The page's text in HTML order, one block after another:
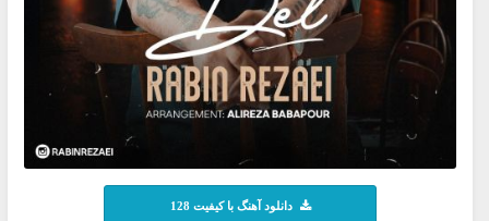
دانلود آهنگ با کیفیت 128